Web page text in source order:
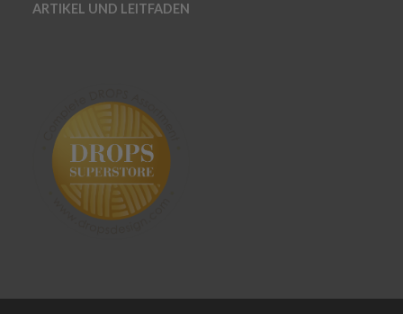
ARTIKEL UND LEITFADEN